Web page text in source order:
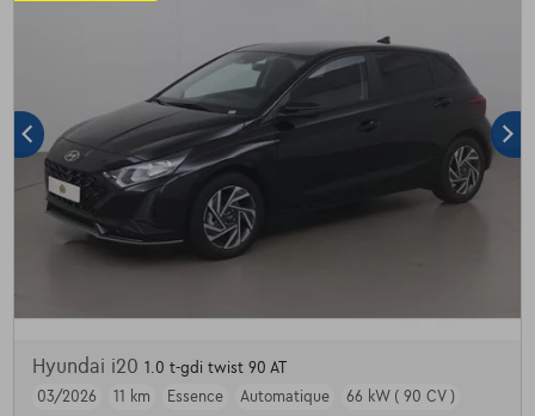
Hyundai i20 1.0 t-gdi twist 90 AT
03/2026
11 km Essence Automatique 66 kW ( 90 CV )